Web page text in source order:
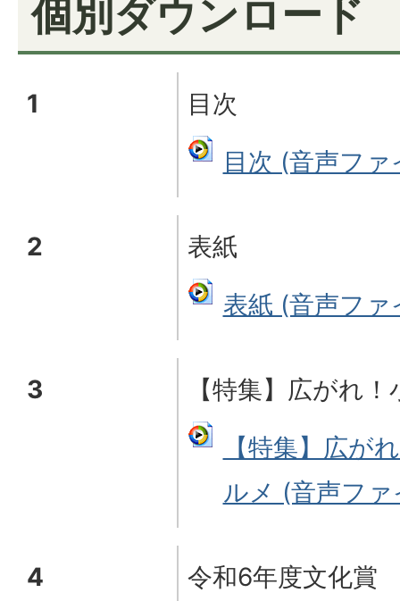
個別ダウンロード
1
目次
目次 (音声フ
2
表紙
表紙 (音声フ
3
【特集】広がれ
【特集】広が
ルメ (音声フ
4
令和6年度文化賞